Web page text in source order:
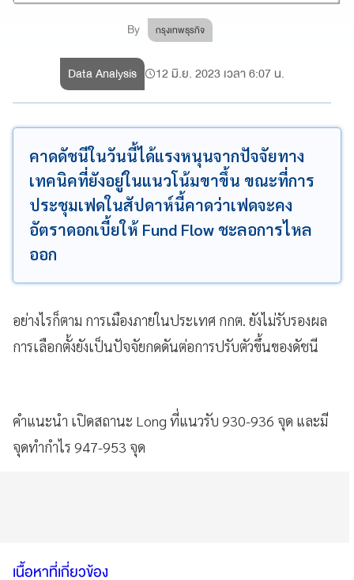
By กรุงเทพธุรกิจ
Data Analysis 12 มิ.ย. 2023 เวลา 6:07 น.
คาดดัชนีในวันนี้ได้แรงหนุนจากปัจจัยทาง
เทคนิคที่ยังอยู่ในแนวโน้มขาขึ้น ขณะที่การ
ประชุมเฟดในสัปดาห์นี้คาดว่าเฟดจะคง
อัตราดอกเบี้ยให้ Fund Flow ชะลอการไหล
ออก
อย่างไรก็ตาม การเมืองภายในประเทศ กกต. ยังไม่รับรองผล
การเลือกตั้งยังเป็นปัจจัยกดดันต่อการปรับตัวขึ้นของดัชนี
คำแนะนำ เปิดสถานะ Long ที่แนวรับ 930-936 จุด และมี
จุดทำกำไร 947-953 จุด
เนื้อหาที่เกี่ยวข้อง